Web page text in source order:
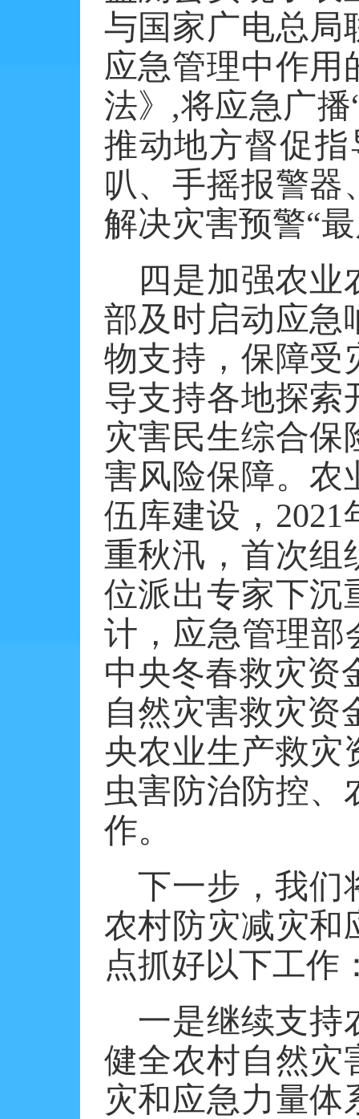
与国家广电总局
应急管理中作用
法》,将应急广
推动地方督促
叭、手摇报警器
解决灾害预警“
四是加强农
部及时启动应急
物支持，保障受
导支持各地探索
灾害民生综合保
害风险保障。农
伍库建设，
重秋汛，首次组
位派出专家下沉
计，应急管理部
中央冬春救灾资
自然灾害救灾资
央农业生产救灾
虫害防治防控、
作。
下一步，我们
农村防灾减灾和
点抓好以下工作
一是继续支持
健全农村自然灾
灾和应急力量体